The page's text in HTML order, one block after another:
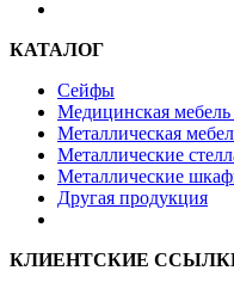
КАТАЛОГ
Сейфы
Медицинская
Металлическая
Металлические
Металлические
Другая продукция
КЛИЕНТСКИЕ